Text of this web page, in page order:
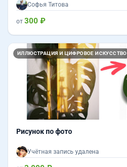
Софья Титова
от 300 ₽
ИЛЛЮСТРАЦИЯ И ЦИФРОВОЕ ИСКУССТВО
Рисунок по фото
Учётная запись удалена